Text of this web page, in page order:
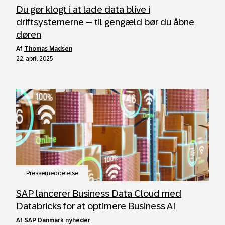
Du gør klogt i at lade data blive i
driftsystemerne – til gengæld bør du åbne
døren
af Thomas Madsen
22. april 2025
Pressemeddelelse
SAP lancerer Business Data Cloud med
Databricks for at optimere Business AI
af SAP Danmark nyheder